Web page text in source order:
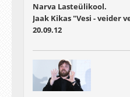
Narva Lasteülikool.
Jaak Kikas "Vesi - veider
20.09.12